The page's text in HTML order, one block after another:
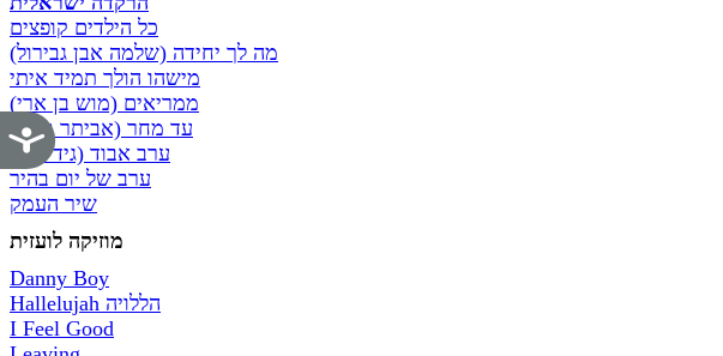
כל הילדים קופצים
מה לך יחידה (שלמה אבן גבירול)
מישהו הולך תמיד איתי
ממריאים (מוש בן ארי)
עד מחר (אביתר בנאי)
ערב אבוד (גידי גוב)
ערב של יום בהיר
שיר העמק
מוזיקה לועזית
Danny Boy
Hallelujah הללויה
I Feel Good